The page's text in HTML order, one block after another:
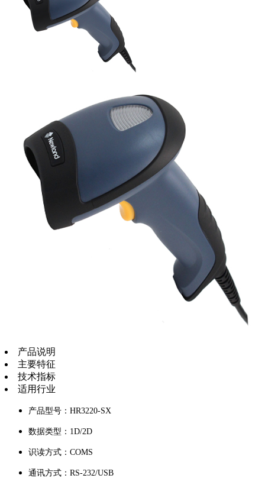
产品说明
主要特征
技术指标
适用行业
产品型号：HR3220-SX
数据类型：1D/2D
识读方式：COMS
通讯方式：RS-232/USB